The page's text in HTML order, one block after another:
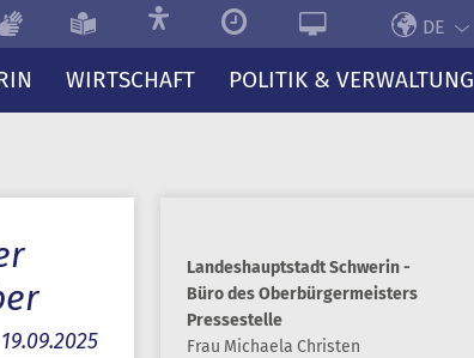
DE
WIRTSCHAFT POLITIK & VERWALTUNG
19.09.2025
Landeshauptstadt Schwerin -
Büro des Oberbürgermeisters
Pressestelle
Frau Michaela Christen